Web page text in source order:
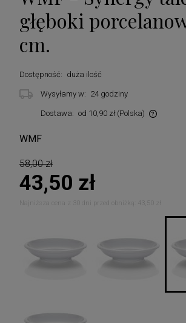
głęboki
cm.
Dostępność: duża ilość
Wysyłamy w: 24 godziny
Dostawa: od 10,90 zł (Polska)
WMF
58,00 zł
43,50 zł
Najniższa cena z 30 dni przed obniżką: 43,50 zł